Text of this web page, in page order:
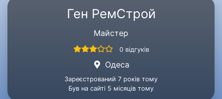
Ген РемСтрой
Майстер
0 відгуків
Одеса
Зареєстрований 7 років тому
Був на сайті 5 місяців тому